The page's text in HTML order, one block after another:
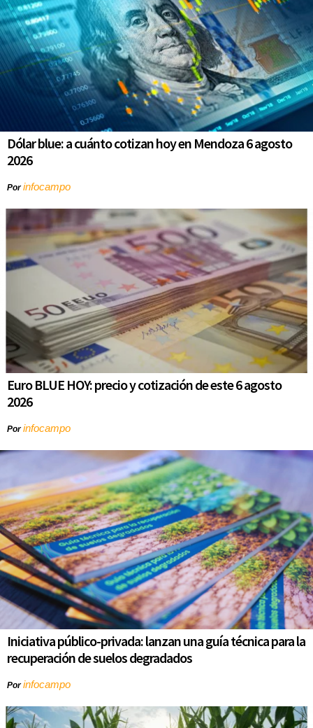
Dólar blue: a cuánto cotizan hoy en Mendoza 6 agosto
2026
Porinfocampo
Euro BLUE HOY: precio y cotización de este 6 agosto
2026
Porinfocampo
Iniciativa público-privada: lanzan una guía técnica para la
recuperación de suelos degradados
Porinfocampo